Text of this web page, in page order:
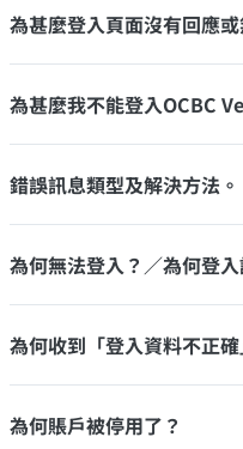
為甚麼登入頁面沒有回應或
為甚麼我不能登入OCBC
錯誤訊息類型及解決方法。
為何無法登入？／為何登
為何收到「登入資料不正確
為何賬戶被停用了？